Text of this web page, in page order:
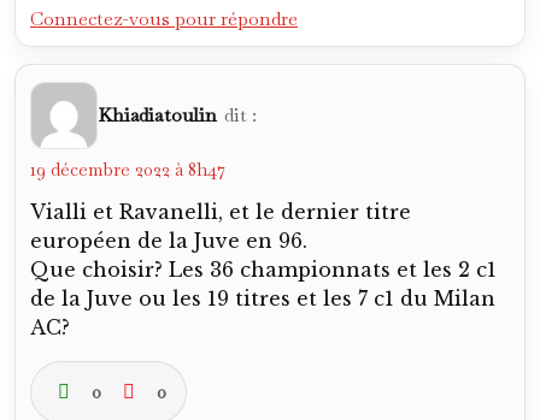
19 décembre 2022 à 11h41
Milan AC sans hésitation, pour le caractère
européen (surtout la C1 de 2003 face à la
Juve justement)…
0 0
Connectez-vous pour répondre
Khiadiatoulin